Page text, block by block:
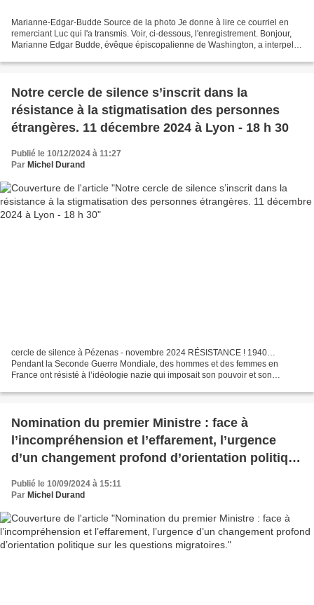
Marianne-Edgar-Budde Source de la photo Je donne à lire ce courriel en
remerciant Luc qui l'a transmis. Voir, ci-dessous, l'enregistrement. Bonjour,
Marianne Edgar Budde, évêque épiscopalienne de Washington, a interpellé
Notre cercle de silence s’inscrit dans la
résistance à la stigmatisation des personnes
étrangères. 11 décembre 2024 à Lyon - 18 h 30
Publié le 10/12/2024 à 11:27
Par Michel Durand
cercle de silence à Pézenas - novembre 2024 RÉSISTANCE ! 1940…
Pendant la Seconde Guerre Mondiale, des hommes et des femmes en
France ont résisté à l’idéologie nazie qui imposait son pouvoir et son
Nomination du premier Ministre : face à
l’incompréhension et l’effarement, l’urgence
d’un changement profond d’orientation politique
Publié le 10/09/2024 à 15:11
Par Michel Durand